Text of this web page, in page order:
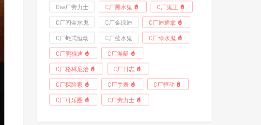
Diw厂劳力士 C厂黑水鬼 C厂鬼王
C厂间金水鬼 C厂金绿迪 C厂迪通拿
C厂蚝式恒动 C厂蓝水鬼 C厂绿水鬼
C厂熊猫迪 C厂游艇
C厂格林尼治 C厂日志
C厂探险家 C厂手表 C厂恒动
C厂可乐圈 C厂劳力士